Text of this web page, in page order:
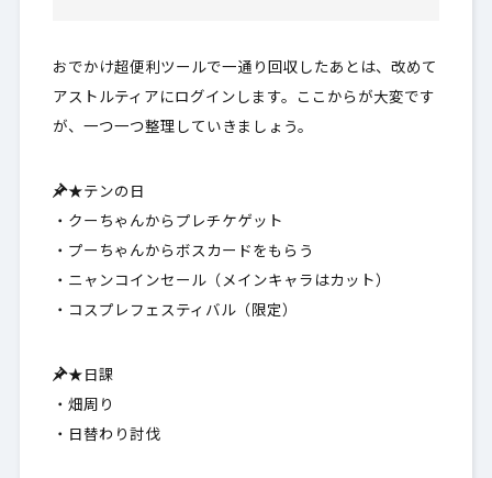
おでかけ超便利ツールで一通り回収したあとは、改めて
アストルティアにログインします。ここからが大変です
が、一つ一つ整理していきましょう。
★テンの日
・クーちゃんからプレチケゲット
・プーちゃんからボスカードをもらう
・ニャンコインセール（メインキャラはカット）
・コスプレフェスティバル（限定）
★日課
・畑周り
・日替わり討伐